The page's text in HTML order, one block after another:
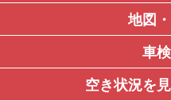
地図
車
空き状況を